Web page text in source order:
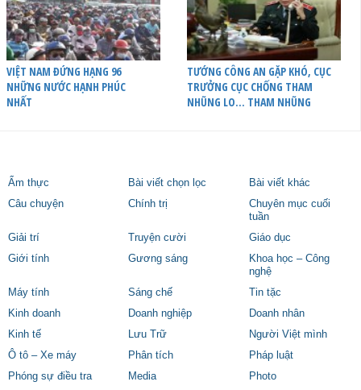
VIỆT NAM ĐỨNG HẠNG 96
NHỮNG NƯỚC HẠNH PHÚC
NHẤT
TƯỚNG CÔNG AN GẶP KHÓ, CỤC
TRƯỞNG CỤC CHỐNG THAM
NHŨNG LO… THAM NHŨNG
Ẩm thực Bài viết chọn lọc
Bài viết khác
Câu chuyện
Chính trị
Chuyên mục cuối
tuần
Giải trí
Truyện cười
Giáo dục
Giới tính
Gương sáng
Khoa học – Công
nghệ
Máy tính
Sáng chế
Tin tặc
Kinh doanh
Doanh nghiệp
Doanh nhân
Kinh tế
Lưu Trữ
Người Việt mình
Ô tô – Xe máy
Phân tích
Pháp luật
Phóng sự điều tra
Media
Photo